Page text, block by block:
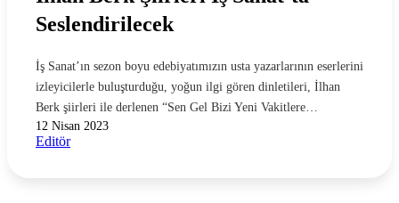
Seslendirilecek
İş Sanat’ın sezon boyu edebiyatımızın usta yazarlarının eserlerini
izleyicilerle buluşturduğu, yoğun ilgi gören dinletileri, İlhan
Berk şiirleri ile derlenen “Sen Gel Bizi Yeni Vakitlere…
12 Nisan 2023
Editör